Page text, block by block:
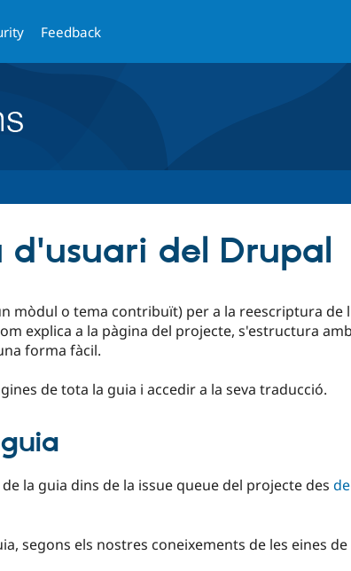
to
to
Feedback
del Drupal
mòdul o tema contribuït) per a la reescriptura de
explica a la pàgina del projecte, s'estructura
forma fàcil.
de tota la guia i accedir a la seva traducció.
la guia dins de la issue queue del projecte des
segons els nostres coneixements de les eines